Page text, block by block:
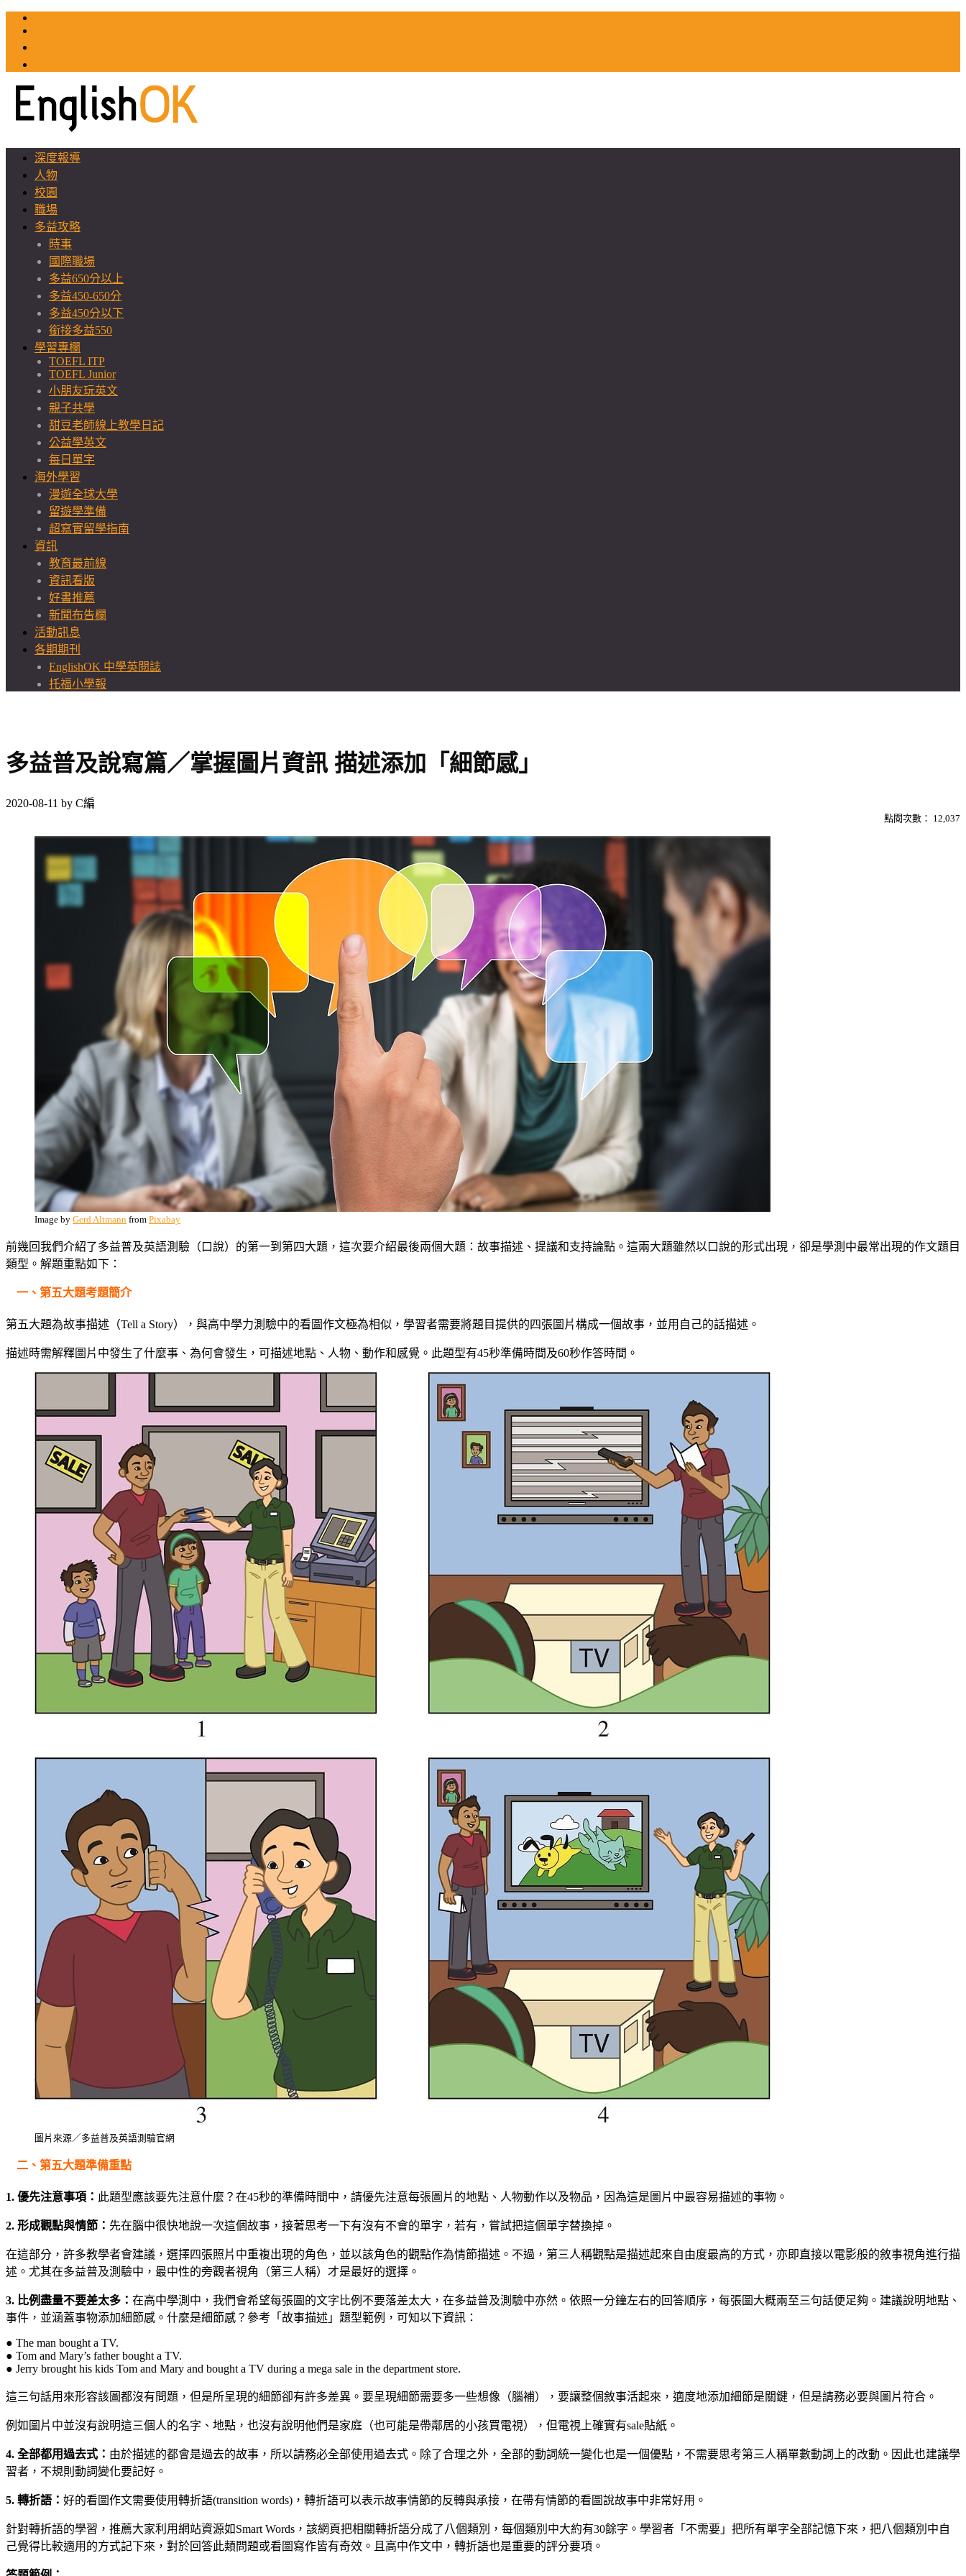
深度報導
人物
校園
職場
多益攻略
時事
國際職場
多益650分以上
多益450-650分
多益450分以下
銜接多益550
學習專欄
TOEFL ITP
TOEFL Junior
小朋友玩英文
親子共學
甜豆老師線上教學日記
公益學英文
每日單字
海外學習
漫遊全球大學
留遊學準備
超寫實留學指南
資訊
教育最前線
資訊看版
好書推薦
新聞布告欄
活動訊息
各期期刊
EnglishOK 中學英閱誌
托福小學報
多益普及說寫篇／掌握圖片資訊 描述添加「細節感」
2020-08-11 by C編
點閱次數： 12,037
Image by Gerd Altmann from Pixabay
前幾回我們介紹了多益普及英語測驗（口說）的第一到第四大題，這次要介紹最後兩個大題：故事描述、提議和支持論點。這兩大題雖然以口說的形式出現，卻是學測中最常出現的作文題目
類型。解題重點如下：
一、第五大題考題簡介
第五大題為故事描述（Tell a Story），與高中學力測驗中的看圖作文極為相似，學習者需要將題目提供的四張圖片構成一個故事，並用自己的話描述。
描述時需解釋圖片中發生了什麼事、為何會發生，可描述地點、人物、動作和感覺。此題型有45秒準備時間及60秒作答時間。
圖片來源／多益普及英語測驗官網
二、第五大題準備重點
1. 優先注意事項： 此題型應該要先注意什麼？在45秒的準備時間中，請優先注意每張圖片的地點、人物動作以及物品，因為這是圖片中最容易描述的事物。
2. 形成觀點與情節： 先在腦中很快地說一次這個故事，接著思考一下有沒有不會的單字，若有，嘗試把這個單字替換掉。
在這部分，許多教學者會建議，選擇四張照片中重複出現的角色，並以該角色的觀點作為情節描述。不過，第三人稱觀點是描述起來自由度最高的方式，亦即直接以電影般的敘事視角進行描
述。尤其在多益普及測驗中，最中性的旁觀者視角（第三人稱）才是最好的選擇。
3. 比例盡量不要差太多： 在高中學測中，我們會希望每張圖的文字比例不要落差太大，在多益普及測驗中亦然。依照一分鐘左右的回答順序，每張圖大概兩至三句話便足夠。建議說明地點、
事件，並涵蓋事物添加細節感。什麼是細節感？參考「故事描述」題型範例，可知以下資訊：
● The man bought a TV.
● Tom and Mary’s father bought a TV.
● Jerry brought his kids Tom and Mary and bought a TV during a mega sale in the department store.
這三句話用來形容該圖都沒有問題，但是所呈現的細節卻有許多差異。要呈現細節需要多一些想像（腦補），要讓整個敘事活起來，適度地添加細節是關鍵，但是請務必要與圖片符合。
例如圖片中並沒有說明這三個人的名字、地點，也沒有說明他們是家庭（也可能是帶鄰居的小孩買電視），但電視上確實有sale貼紙。
4. 全部都用過去式： 由於描述的都會是過去的故事，所以請務必全部使用過去式。除了合理之外，全部的動詞統一變化也是一個優點，不需要思考第三人稱單數動詞上的改動。因此也建議學
習者，不規則動詞變化要記好。
5. 轉折語： 好的看圖作文需要使用轉折語(transition words)，轉折語可以表示故事情節的反轉與承接，在帶有情節的看圖說故事中非常好用。
針對轉折語的學習，推薦大家利用網站資源如Smart Words，該網頁把相關轉折語分成了八個類別，每個類別中大約有30餘字。學習者「不需要」把所有單字全部記憶下來，把八個類別中自
己覺得比較適用的方式記下來，對於回答此類問題或看圖寫作皆有奇效。且高中作文中，轉折語也是重要的評分要項。